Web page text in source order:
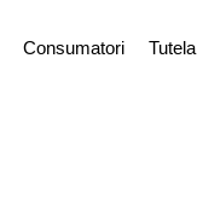
Consumatori Tutela